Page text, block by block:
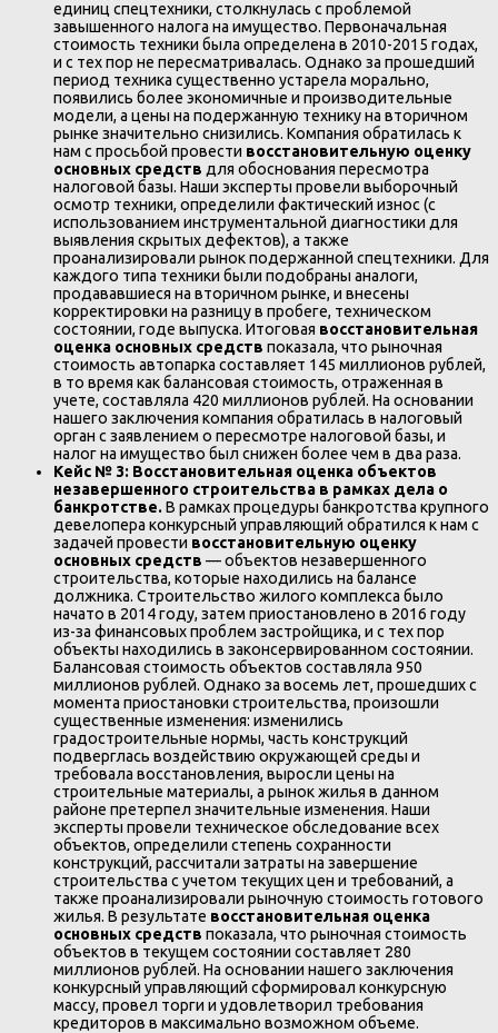
единиц спецтехники, столкнулась с проблемой
завышенного налога на имущество. Первоначальная
стоимость техники была определена в 2010-2015 годах,
и с тех пор не пересматривалась. Однако за прошедший
период техника существенно устарела морально,
появились более экономичные и производительные
модели, а цены на подержанную технику на вторичном
рынке значительно снизились. Компания обратилась к
нам с просьбой провести восстановительную оценку
основных средств для обоснования пересмотра
налоговой базы. Наши эксперты провели выборочный
осмотр техники, определили фактический износ (с
использованием инструментальной диагностики для
выявления скрытых дефектов), а также
проанализировали рынок подержанной спецтехники. Для
каждого типа техники были подобраны аналоги,
продававшиеся на вторичном рынке, и внесены
корректировки на разницу в пробеге, техническом
состоянии, годе выпуска. Итоговая восстановительная
оценка основных средств показала, что рыночная
стоимость автопарка составляет 145 миллионов рублей,
в то время как балансовая стоимость, отраженная в
учете, составляла 420 миллионов рублей. На основании
нашего заключения компания обратилась в налоговый
орган с заявлением о пересмотре налоговой базы, и
налог на имущество был снижен более чем в два раза.
Кейс № 3: Восстановительная оценка объектов
незавершенного строительства в рамках дела о
банкротстве.В рамках процедуры банкротства крупного
девелопера конкурсный управляющий обратился к нам с
задачей провести восстановительную оценку
основных средств — объектов незавершенного
строительства, которые находились на балансе
должника. Строительство жилого комплекса было
начато в 2014 году, затем приостановлено в 2016 году
из-за финансовых проблем застройщика, и с тех пор
объекты находились в законсервированном состоянии.
Балансовая стоимость объектов составляла 950
миллионов рублей. Однако за восемь лет, прошедших с
момента приостановки строительства, произошли
существенные изменения: изменились
градостроительные нормы, часть конструкций
подверглась воздействию окружающей среды и
требовала восстановления, выросли цены на
строительные материалы, а рынок жилья в данном
районе претерпел значительные изменения. Наши
эксперты провели техническое обследование всех
объектов, определили степень сохранности
конструкций, рассчитали затраты на завершение
строительства с учетом текущих цен и требований, а
также проанализировали рыночную стоимость готового
жилья. В результате восстановительная оценка
основных средств показала, что рыночная стоимость
объектов в текущем состоянии составляет 280
миллионов рублей. На основании нашего заключения
конкурсный управляющий сформировал конкурсную
массу, провел торги и удовлетворил требования
кредиторов в максимально возможном объеме.